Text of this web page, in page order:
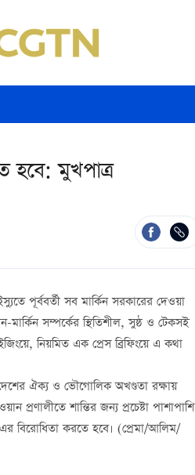
হবে: মুখপাত্র
পূর্ববর্তী সব মার্কিন সরকারের দেওয়া
সম্পর্কের স্থিতিশীল, সুষ্ঠ ও টেকসই
নিয়মিত এক প্রেস ব্রিফিংয়ে এ কথা
দেশের ঐক্য ও ভৌগোলিক অখণ্ডতা রক্ষায়
প্রণালীতে শান্তির জন্য প্রচেষ্টা পাশাপাশি
এর বিরোধিতা করতে হবে। (প্রেমা/আলিম/